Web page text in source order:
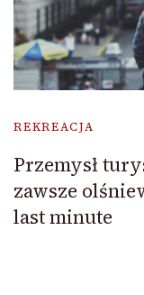
REKREACJA
Przemysł
zawsze
last minute